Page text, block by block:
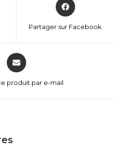
Partager sur Facebook
produit par e-mail